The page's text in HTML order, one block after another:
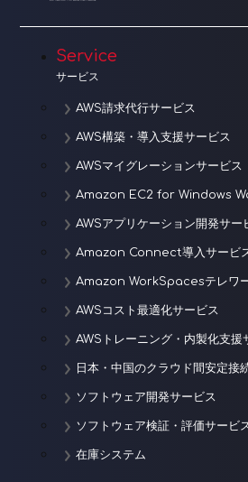
シ
ン
Service
サービス
AWS請求代行サービス
AWS構築・導入支援サービス
AWSマイグレーションサービス
Amazon EC2 for Windows
AWSアプリケーション開発サー
Amazon Connect導入サービ
Amazon WorkSpacesテレワ
AWSコスト最適化サービス
AWSトレーニング・内製化支援
日本・中国のクラウド間安定接
ソフトウェア開発サービス
ソフトウェア検証・評価サービ
在庫システム